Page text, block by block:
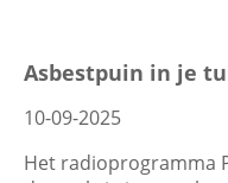
Asbestpuin in je
10-09-2025
Het radioprogramma